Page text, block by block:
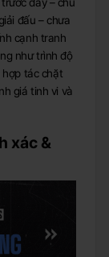
đây – chủ
đấu – chưa
cạnh tranh
như trình độ
hợp tác chặt
giá tinh vi và
xác &